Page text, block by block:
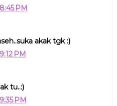
PM
akak tgk :)
PM
tu..:)
PM